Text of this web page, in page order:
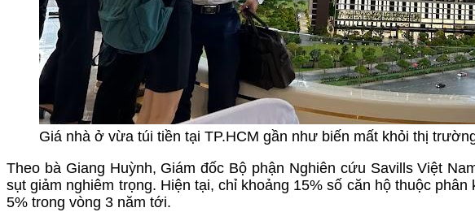
Giá nhà ở vừa túi tiền tại TP.HCM gần như biến mất khỏi thị
Theo bà Giang Huỳnh, Giám đốc Bộ phận Nghiên cứu Savills Việt
sụt giảm nghiêm trọng. Hiện tại, chỉ khoảng 15% số căn hộ thuộc
5% trong vòng 3 năm tới.